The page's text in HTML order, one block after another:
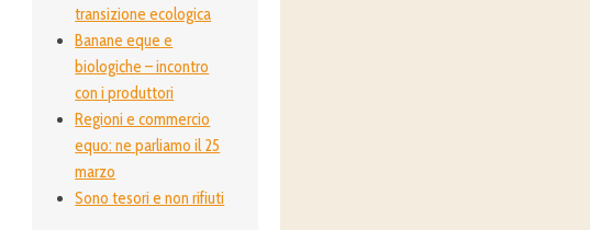
transizione ecologica
Banane eque e
biologiche – incontro
con i produttori
Regioni e commercio
equo: ne parliamo il 25
marzo
Sono tesori e non rifiuti